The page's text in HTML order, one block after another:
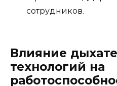
сотрудников.
Влияние
технологий на